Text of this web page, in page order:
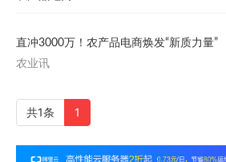
直冲3000万！农产品电商焕发“新质力量”
农业讯
共1条 1